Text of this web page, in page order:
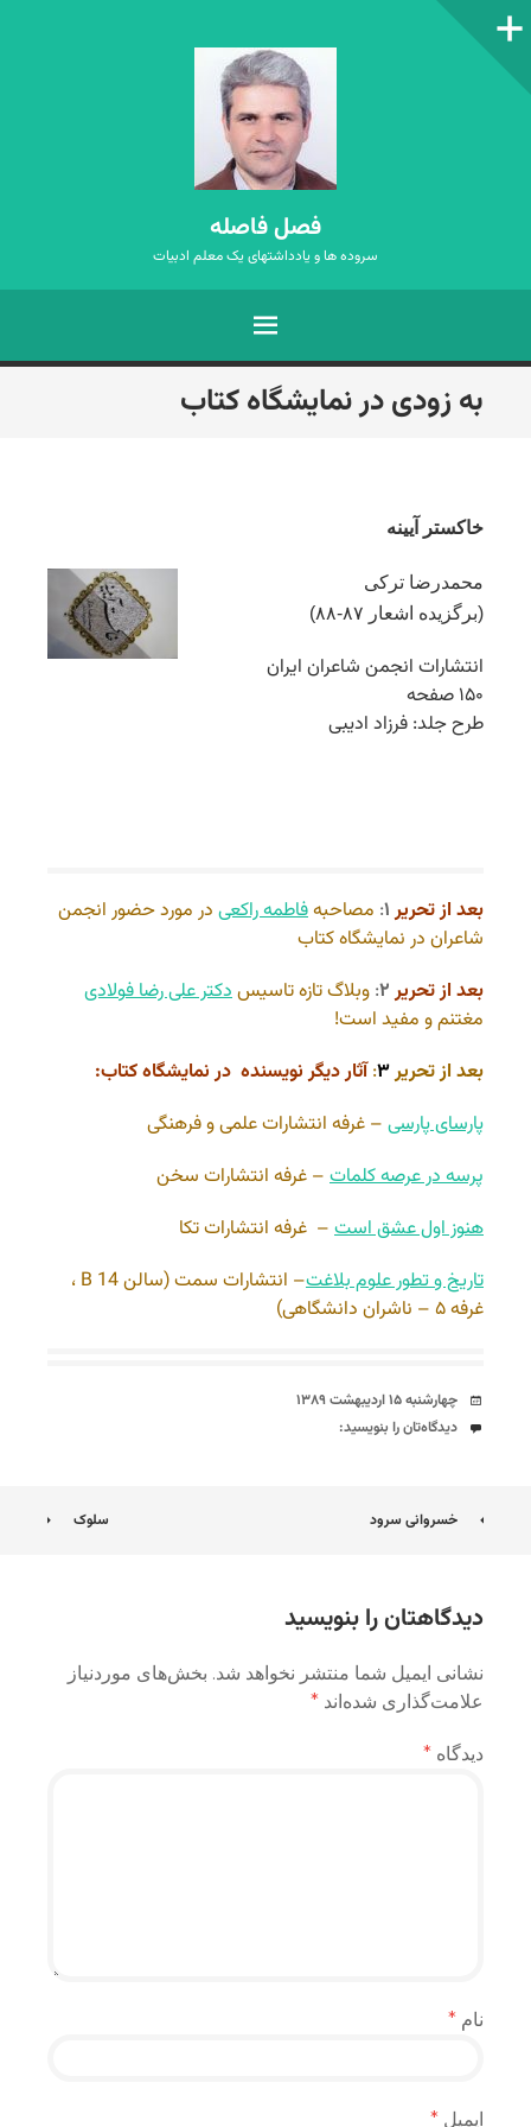
ستون‌کناری
فصل فاصله
سروده ها و یادداشتهای یک معلم ادبیات
فهرست
رفتن
به
به زودی در نمایشگاه کتاب
خاکستر آیینه
محمدرضا ترکی
(برگزیده اشعار ۸۷-۸۸)
انتشارات انجمن شاعران ایران
۱۵۰ صفحه
طرح جلد: فرزاد ادیبی
بعد از تحریر۱ : مصاحبهفاطمه راکعی در مورد حضور انجمن
شاعران در نمایشگاه کتاب
بعد از تحریر۲ : وبلاگ تازه تاسیسدکتر علی رضا فولادی
مغتنم و مفید است!
بعد از تحریر۳ :آثار دیگر نویسنده در نمایشگاه کتاب:
پارسای پارسی – غرفه انتشارات علمی و فرهنگی
پرسه در عرصه کلمات – غرفه انتشارات سخن
هنوز اول عشق است – غرفه انتشارات تکا
تاریخ و تطور علوم بلاغت
– انتشارات سمت (سالن 14 B ،
غرفه ۵ – ناشران دانشگاهی)
تاریخ
چهارشنبه ۱۵ اردیبهشت ۱۳۸۹
دیدگاه‌ها
دیدگاه‌تان را بنویسید:
ناوبری
خسروانی سرود سلوک
دیدگاهتان را بنویسید
نشانی ایمیل شما منتشر نخواهد شد. بخش‌های موردنیاز
علامت‌گذاری شده‌اند *
دیدگاه *
نام *
ایمیل *